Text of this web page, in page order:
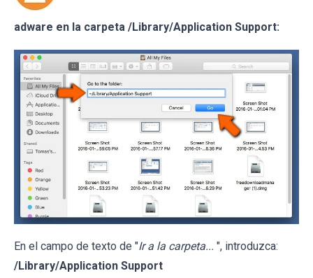
adware en la carpeta /Library/Application Support:
En el campo de texto de "Ir a la carpeta... ", introduzca:
/Library/Application Support